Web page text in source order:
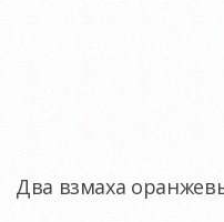
Два взмаха